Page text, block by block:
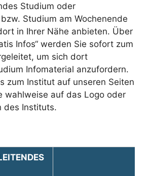
Studium oder
Studium am Wochenende
in Ihrer Nähe anbieten. Über
Infos“ werden Sie sofort zum
um sich dort
Infomaterial anzufordern.
zum Institut auf unseren Seiten
wahlweise auf das Logo oder
des Instituts.